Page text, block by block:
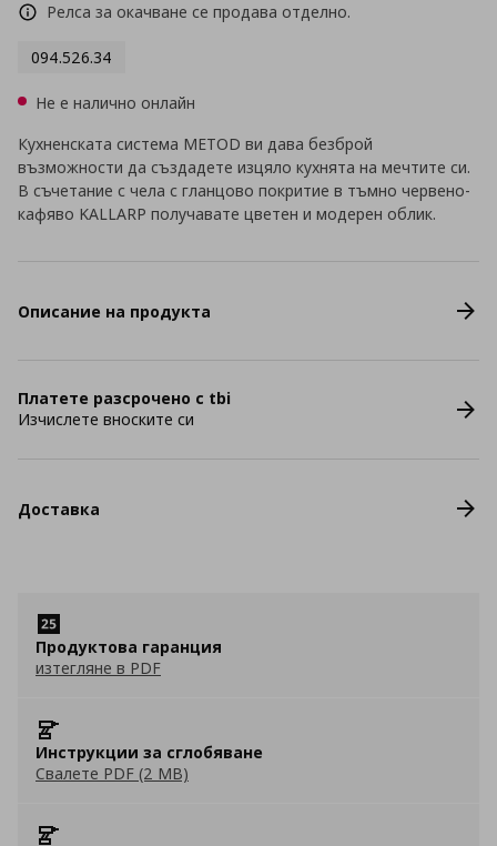
Релса за окачване се продава отделно.
094.526.34
Не е налично онлайн
Кухненската система METOD ви дава безброй
възможности да създадете изцяло кухнята на мечтите си.
В съчетание с чела с гланцово покритие в тъмно червено-
кафяво KALLARP получавате цветен и модерен облик.
Описание на продукта
Платете разсрочено с tbi
Изчислете вноските си
Доставка
Продуктова гаранция
изтегляне в PDF
Инструкции за сглобяване
Свалете PDF (2 MB)